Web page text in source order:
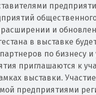
и
в выставке
по бизнесу
приглашаются к
выставки.
предприятиями